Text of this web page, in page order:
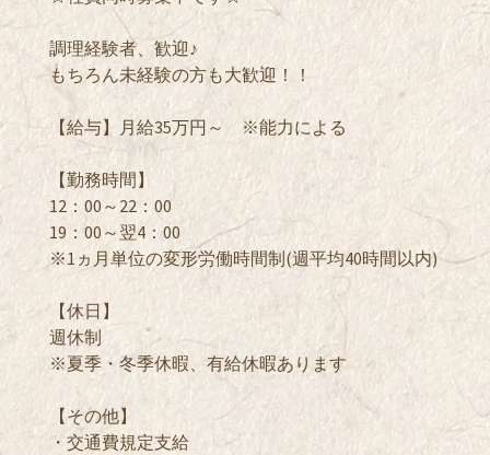
調理経験者、歓迎♪
もちろん未経験の方も大歓迎！！
【給与】月給35万円～ ※能力による
​【勤務時間】
12：00～22：00
19：00～翌4：00
※1ヵ月単位の変形労働時間制(週平均40時間以内)
【休日】
週休制
※夏季・冬季休暇、有給休暇あります
【その他】
・交通費規定支給